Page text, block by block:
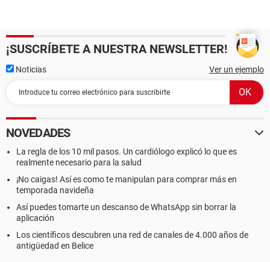
¡SUSCRÍBETE A NUESTRA NEWSLETTER!
Noticias Ver un ejemplo
NOVEDADES
La regla de los 10 mil pasos. Un cardiólogo explicó lo que es
realmente necesario para la salud
¡No caigas! Así es como te manipulan para comprar más en
temporada navideña
Así puedes tomarte un descanso de WhatsApp sin borrar la
aplicación
Los científicos descubren una red de canales de 4.000 años de
antigüedad en Belice